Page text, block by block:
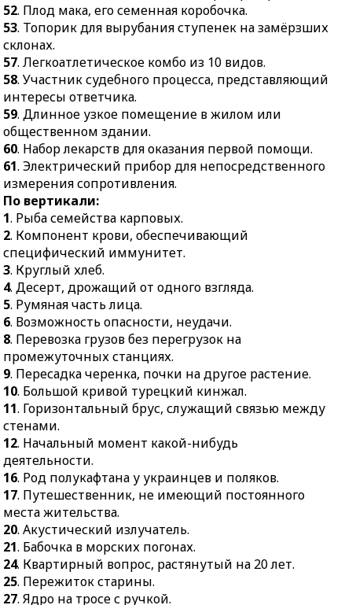
системе единиц.
51.Небольшая птичка
очень пёстрой
раскраски.
52.Плод мака, его
семенная коробочка.
53.Топорик для
вырубания ступенек на
замёрзших склонах.
57.Легкоатлетическое
комбо из 10 видов.
58.Участник судебного
процесса,
представляющий
интересы ответчика.
59.Длинное узкое
помещение в жилом
или общественном
здании.
60.Набор лекарств для
оказания первой
помощи.
61.Электрический
прибор для
непосредственного
измерения
сопротивления.
инструментальное
музыкальное
47.Сумма, на которую
понижена цена чего-
верёвочной петли.
49.Строение для
хранения зерна,
50.
финансовым
учреждением.
зверёк.
55.Среда обитания
клерков.
56.
сочетанием линий,
красок, теней.
52. Плод мака, его семенная коробочка.
53. Топорик для вырубания ступенек на замёрзших
склонах.
57. Легкоатлетическое комбо из 10 видов.
58. Участник судебного процесса, представляющий
интересы ответчика.
59. Длинное узкое помещение в жилом или
общественном здании.
60. Набор лекарств для оказания первой помощи.
61. Электрический прибор для непосредственного
измерения сопротивления.
По вертикали:
1. Рыба семейства карповых.
2. Компонент крови, обеспечивающий
специфический иммунитет.
3. Круглый хлеб.
4. Десерт, дрожащий от одного взгляда.
5. Румяная часть лица.
6. Возможность опасности, неудачи.
8. Перевозка грузов без перегрузок на
промежуточных станциях.
9. Пересадка черенка, почки на другое растение.
10. Большой кривой турецкий кинжал.
11. Горизонтальный брус, служащий связью между
стенами.
12. Начальный момент какой-нибудь
деятельности.
16. Род полукафтана у украинцев и поляков.
17. Путешественник, не имеющий постоянного
места жительства.
20. Акустический излучатель.
21. Бабочка в морских погонах.
24. Квартирный вопрос, растянутый на 20 лет.
25. Пережиток старины.
27. Ядро на тросе с ручкой.